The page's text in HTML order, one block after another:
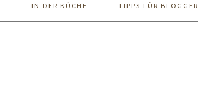
IN DER KÜCHE TIPPS FÜR BLOGGER